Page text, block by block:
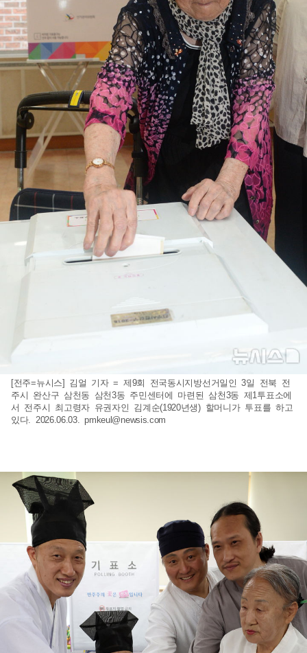
[전주=뉴시스] 김얼 기자 = 제9회 전국동시지방선거일인 3일 전북 전
주시 완산구 삼천동 삼천3동 주민센터에 마련된 삼천3동 제1투표소에
서 전주시 최고령자 유권자인 김계순(1920년생) 할머니가 투표를 하고
있다. 2026.06.03.pmkeul@newsis.com